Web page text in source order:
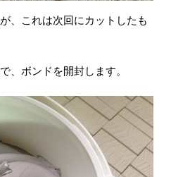
、これは次回にカットしたも
、ボンドを開封します。